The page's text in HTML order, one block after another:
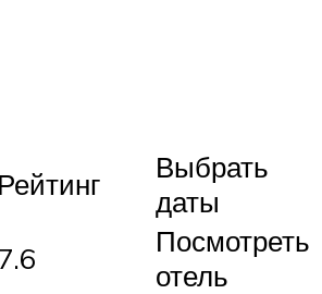
Рейтинг
Выбрать
даты
7.6
Посмотреть
отель